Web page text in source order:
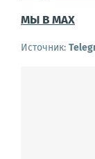
МЫ В MAX
Источник: